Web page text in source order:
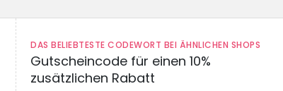
DAS BELIEBTESTE CODEWORT BEI ÄHNLICHEN SHOPS
Gutscheincode für einen 10%
zusätzlichen Rabatt